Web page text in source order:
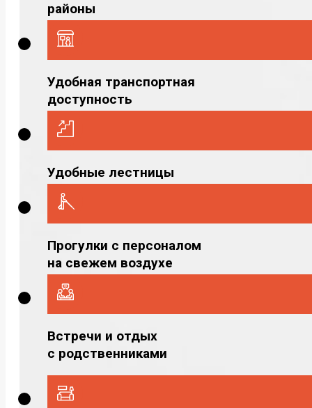
районы
Удобная транспортная
доступность
Удобные лестницы
Прогулки с персоналом
на свежем воздухе
Встречи и отдых
с родственниками